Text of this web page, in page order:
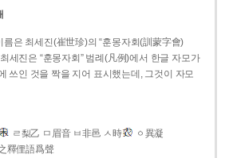
름은 최세진(崔世珍)의 “훈몽자회(訓蒙字會)
세진은 “훈몽자회” 범례(凡例)에서 한글 자모가
쓰인 것을 짝을 지어 표시했는데, 그것이 자모
ㄹ梨乙 ㅁ眉音 ㅂ非邑 ㅅ時
ㆁ異凝
釋俚語爲聲